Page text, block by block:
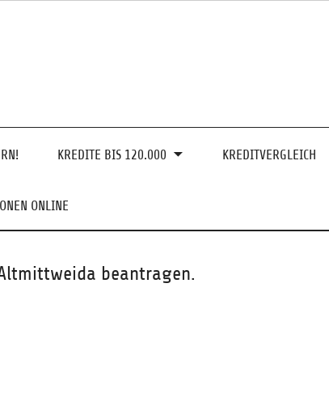
KREDITE BIS 120.000 KREDITVERGLEICH
ONLINE
beantragen.